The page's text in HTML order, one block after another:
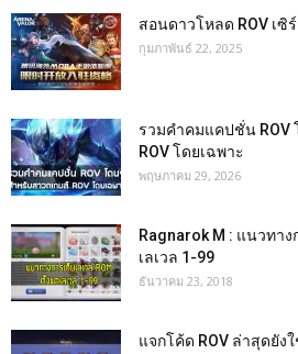
สอนดาวโหลด ROV เซิ
กุมภาพันธ์ 22, 2025
รวมคำคมแคปชั่น ROV
ROV โดยเฉพาะ
พฤษภาคม 29, 2026
Ragnarok M : แนวทาง
เลเวล 1-99
ธันวาคม 23, 2018
แจกโค้ด ROV ล่าสุดยัง